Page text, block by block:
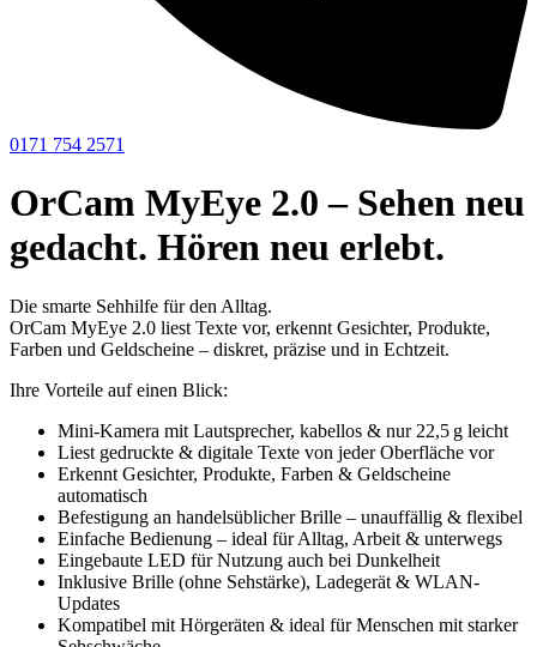
0171 754 2571
OrCam MyEye 2.0 – Sehen neu
gedacht. Hören neu erlebt.
Die smarte Sehhilfe für den Alltag.
OrCam MyEye 2.0 liest Texte vor, erkennt Gesichter, Produkte,
Farben und Geldscheine – diskret, präzise und in Echtzeit.
Ihre Vorteile auf einen Blick:
Mini-Kamera mit Lautsprecher, kabellos & nur 22,5 g leicht
Liest gedruckte & digitale Texte von jeder Oberfläche vor
Erkennt Gesichter, Produkte, Farben & Geldscheine
automatisch
Befestigung an handelsüblicher Brille – unauffällig & flexibel
Einfache Bedienung – ideal für Alltag, Arbeit & unterwegs
Eingebaute LED für Nutzung auch bei Dunkelheit
Inklusive Brille (ohne Sehstärke), Ladegerät & WLAN-
Updates
Kompatibel mit Hörgeräten & ideal für Menschen mit starker